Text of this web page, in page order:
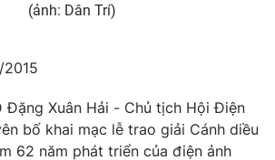
(ảnh: Dân Trí)
2015
Đặng Xuân Hải - Chủ tịch Hội Điện
bố khai mạc lễ trao giải Cánh diều
62 năm phát triển của điện ảnh